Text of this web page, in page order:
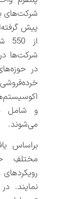
شرکت‌های
پیش
شرکت‌ها
در
و شامل
می‌شوند.
براساس
مختلفِ
نمایند.